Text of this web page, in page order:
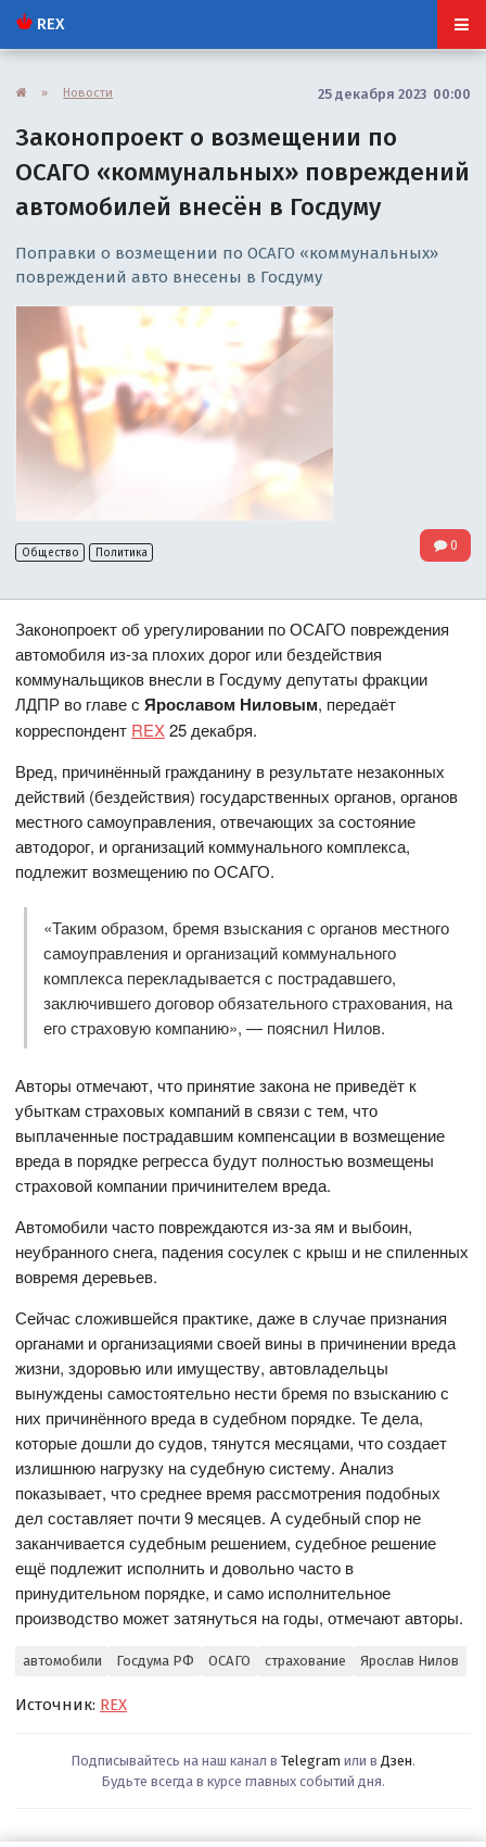
REX
» Новости 25 декабря 2023 00:00
Законопроект о возмещении по
ОСАГО «коммунальных» повреждений
автомобилей внесён в Госдуму
Поправки о возмещении по ОСАГО «коммунальных»
повреждений авто внесены в Госдуму
Общество Политика 0
Законопроект об урегулировании по ОСАГО повреждения
автомобиля из-за плохих дорог или бездействия
коммунальщиков внесли в Госдуму депутаты фракции
ЛДПР во главе сЯрославом Ниловым, передаёт
корреспондент REX25 декабря.
Вред, причинённый гражданину в результате незаконных
действий (бездействия) государственных органов, органов
местного самоуправления, отвечающих за состояние
автодорог, и организаций коммунального комплекса,
подлежит возмещению по ОСАГО.
«Таким образом, бремя взыскания с органов местного
самоуправления и организаций коммунального
комплекса перекладывается с пострадавшего,
заключившего договор обязательного страхования, на
его страховую компанию», — пояснил Нилов.
Авторы отмечают, что принятие закона не приведёт к
убыткам страховых компаний в связи с тем, что
выплаченные пострадавшим компенсации в возмещение
вреда в порядке регресса будут полностью возмещены
страховой компании причинителем вреда.
Автомобили часто повреждаются из-за ям и выбоин,
неубранного снега, падения сосулек с крыш и не спиленных
вовремя деревьев.
Сейчас сложившейся практике, даже в случае признания
органами и организациями своей вины в причинении вреда
жизни, здоровью или имуществу, автовладельцы
вынуждены самостоятельно нести бремя по взысканию с
них причинённого вреда в судебном порядке. Те дела,
которые дошли до судов, тянутся месяцами, что создает
излишнюю нагрузку на судебную систему. Анализ
показывает, что среднее время рассмотрения подобных
дел составляет почти 9 месяцев. А судебный спор не
заканчивается судебным решением, судебное решение
ещё подлежит исполнить и довольно часто в
принудительном порядке, и само исполнительное
производство может затянуться на годы, отмечают авторы.
автомобили Госдума РФ ОСАГО страхование Ярослав Нилов
Источник: REX
Подписывайтесь на наш канал в Telegram или в Дзен.
Будьте всегда в курсе главных событий дня.